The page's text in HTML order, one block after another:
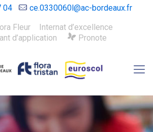
04
ce.0330060l@ac-bordeaux.fr
Fleur
Internat d’excellence
d’application
Pronote